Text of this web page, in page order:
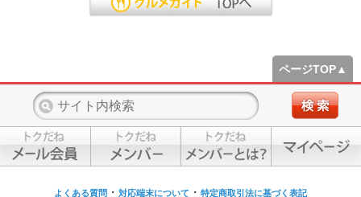
ページTOP▲
よくある質問 ・ 対応端末について ・ 特定商取引法に基づく表記